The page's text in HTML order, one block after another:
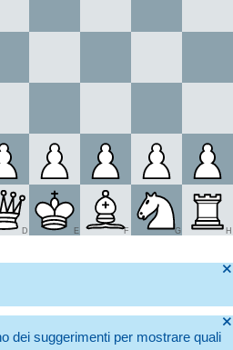
D E F G H
🞫
🞫
dei suggerimenti per mostrare quali